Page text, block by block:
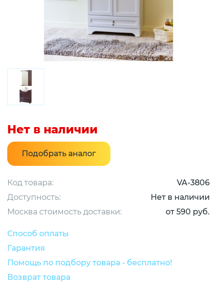
Нет в наличии
Подобрать аналог
Код товара:
VA-3806
Доступность:
Нет в наличии
Москва стоимость доставки:
от 590 руб.
Способ оплаты
Гарантия
Помощь по подбору товара - бесплатно!
Возврат товара